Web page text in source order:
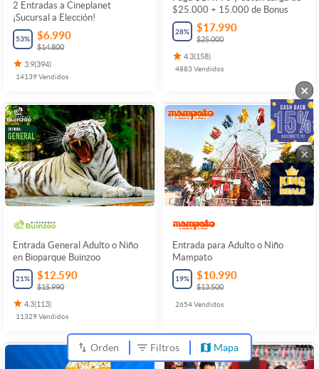
2 Entradas a Cineplanet
¡Sucursal a Elección!
53% $6.990
$14.800
3.9(394)
14139Vendidos
$25.000 + 15.000 de Bonus
28% $17.990
$25.000
4.3(158)
4883Vendidos
Entrada General Adulto o Niño
en Bioparque Buinzoo
21% $12.590
$15.990
4.3(113)
11329Vendidos
Entrada para Adulto o Niño
Mampato
19% $10.990
$13.500
2654Vendidos
Orden Filtros Mapa
×
×